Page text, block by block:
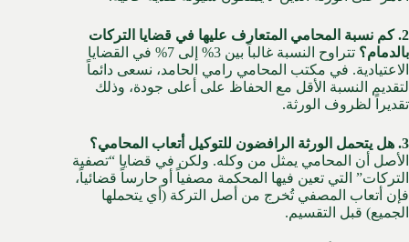
2. كم نسبة المحامي المتعارف عليها في قضايا التركات
بالدمام؟
تتراوح النسبة غالباً بين 3% إلى 7% في القضايا
الاعتيادية. في مكتب المحامي رامي الحامد، نسعى دائماً
لتقديم النسبة الأقل مع الحفاظ على أعلى جودة، وذلك
تقديراً لظروف الورثة.
3. هل يتحمل الورثة الرافضون للتوكيل أتعاب المحامي؟
الأصل أن المحامي يمثل من وكله. ولكن في قضايا “تصفية
التركات” التي تعين فيها المحكمة مصفياً أو حارساً قضائياً،
فإن أتعاب المصفي تُخرج من أصل التركة (أي يتحملها
الجميع) قبل التقسيم.